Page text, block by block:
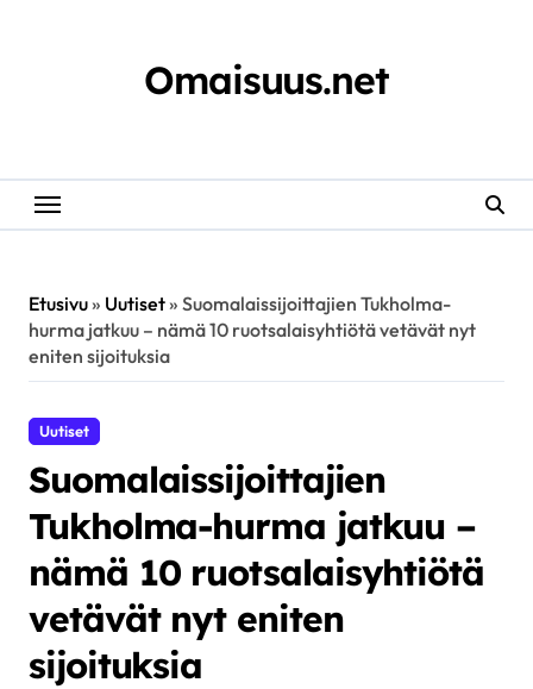
Omaisuus.net
Etusivu» Uutiset» Suomalaissijoittajien Tukholma-
hurma jatkuu – nämä 10 ruotsalaisyhtiötä vetävät nyt
eniten sijoituksia
Uutiset
Suomalaissijoittajien
Tukholma-hurma jatkuu –
nämä 10 ruotsalaisyhtiötä
vetävät nyt eniten
sijoituksia